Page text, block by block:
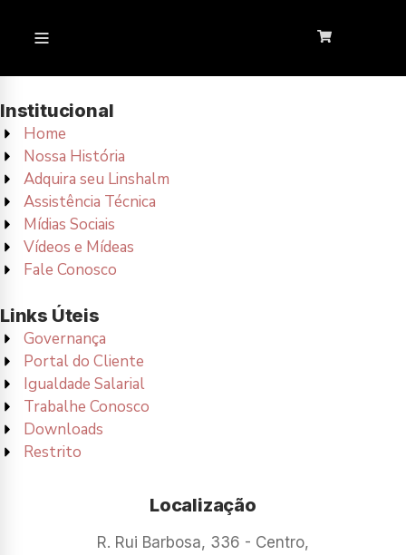
Institucional
Home
Nossa História
Adquira seu Linshalm
Assistência Técnica
Mídias Sociais
Vídeos e Mídeas
Fale Conosco
Links Úteis
Governança
Portal do Cliente
Igualdade Salarial
Trabalhe Conosco
Downloads
Restrito
Localização
R. Rui Barbosa, 336 - Centro,